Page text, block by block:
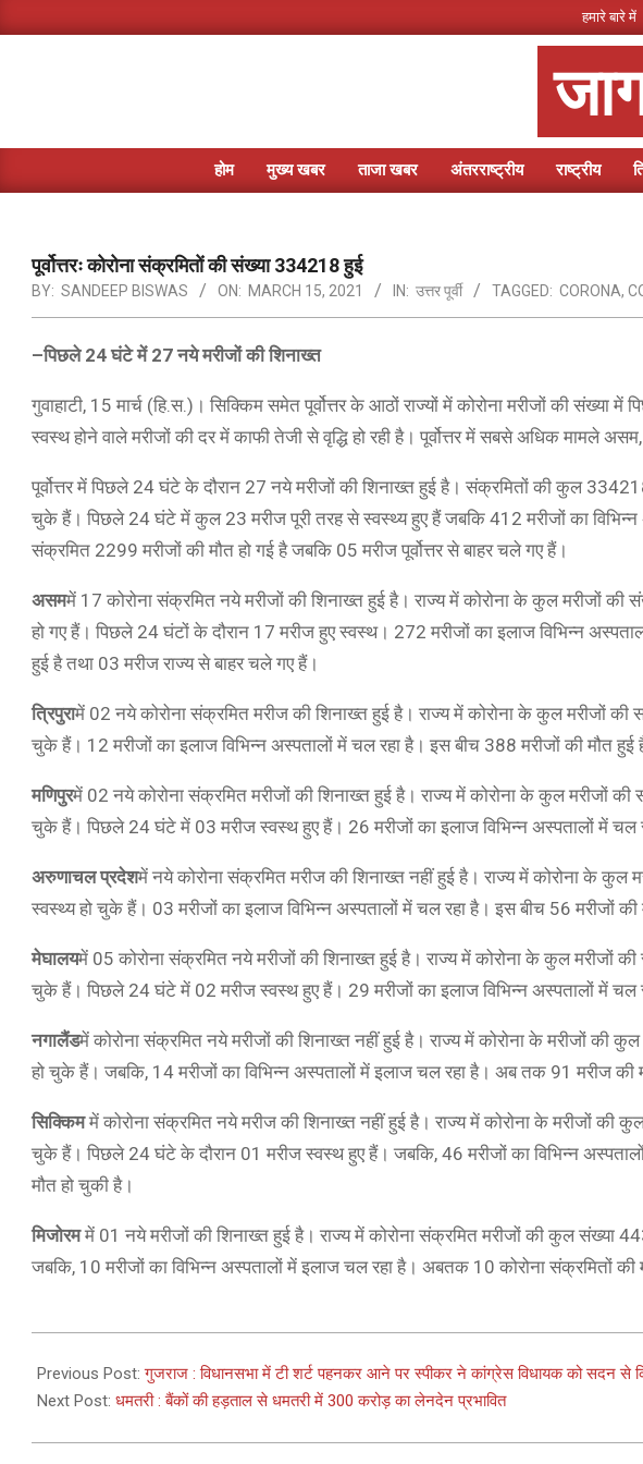
to
हमारे बारे में
होम मुख्य खबर ताजा खबर अंतरराष्ट्रीय राष्ट्रीय
पूर्वोत्तरः कोरोना संक्रमितों की संख्या 334218 हुई
BY: SANDEEP BISWAS ON: MARCH 15, 2021 IN: उत्तर पूर्वी TAGGED: CORONA,
–पिछले 24घंटे में 27 नये मरीजों की शिनाख्त
गुवाहाटी, 15 मार्च (हि.स.)। सिक्किम समेत पूर्वोत्तर के आठों राज्यों में कोरोना मरीजों की संख्या
स्वस्थ होने वाले मरीजों की दर में काफी तेजी से वृद्धि हो रही है। पूर्वोत्तर में सबसे अधिक मामले
पूर्वोत्तर में पिछले 24 घंटे के दौरान 27 नये मरीजों की शिनाख्त हुई है। संक्रमितों की कुल
चुके हैं। पिछले 24 घंटे में कुल 23 मरीज पूरी तरह से स्वस्थ्य हुए हैं जबकि 412 मरीजों का विभिन्न
संक्रमित 2299 मरीजों की मौत हो गई है जबकि 05 मरीज पूर्वोत्तर से बाहर चले गए हैं।
असममें 17 कोरोना संक्रमित नये मरीजों की शिनाख्त हुई है। राज्य में कोरोना के कुल मरीजों
हो गए हैं। पिछले 24 घंटों के दौरान 17 मरीज हुए स्वस्थ। 272 मरीजों का इलाज विभिन्न
हुई है तथा 03 मरीज राज्य से बाहर चले गए हैं।
त्रिपुरामें 02 नये कोरोना संक्रमित मरीज की शिनाख्त हुई है। राज्य में कोरोना के कुल मरीजों
चुके हैं। 12 मरीजों का इलाज विभिन्न अस्पतालों में चल रहा है। इस बीच 388 मरीजों की मौत हुई
मणिपुरमें 02 नये कोरोना संक्रमित मरीजों की शिनाख्त हुई है। राज्य में कोरोना के कुल मरीजों
चुके हैं। पिछले 24 घंटे में 03 मरीज स्वस्थ हुए हैं। 26 मरीजों का इलाज विभिन्न अस्पतालों में चल
अरुणाचल प्रदेशमें नये कोरोना संक्रमित मरीज की शिनाख्त नहीं हुई है। राज्य में कोरोना के
स्वस्थ्य हो चुके हैं। 03 मरीजों का इलाज विभिन्न अस्पतालों में चल रहा है। इस बीच 56 मरीजों की
मेघालयमें 05 कोरोना संक्रमित नये मरीजों की शिनाख्त हुई है। राज्य में कोरोना के कुल मरीजों
चुके हैं। पिछले 24 घंटे में 02 मरीज स्वस्थ हुए हैं। 29 मरीजों का इलाज विभिन्न अस्पतालों में चल
नगालैंडमें कोरोना संक्रमित नये मरीजों की शिनाख्त नहीं हुई है। राज्य में कोरोना के मरीजों की
हो चुके हैं। जबकि, 14 मरीजों का विभिन्न अस्पतालों में इलाज चल रहा है। अब तक 91 मरीज की
सिक्किममें कोरोना संक्रमित नये मरीज की शिनाख्त नहीं हुई है। राज्य में कोरोना के मरीजों की
चुके हैं। पिछले 24 घंटे के दौरान 01 मरीज स्वस्थ हुए हैं। जबकि, 46 मरीजों का विभिन्न
मौत हो चुकी है।
मिजोरम में 01 नये मरीजों की शिनाख्त हुई है। राज्य में कोरोना संक्रमित मरीजों की कुल संख्या
जबकि, 10 मरीजों का विभिन्न अस्पतालों में इलाज चल रहा है। अबतक 10 कोरोना संक्रमितों की
03-
15
Previous Post:गुजराज : विधानसभा में टी शर्ट पहनकर आने पर स्पीकर ने कांग्रेस विधायक को सदन से
Next Post: धमतरी : बैंकों की हड़ताल से धमतरी में 300 करोड़ का लेनदेन प्रभावित